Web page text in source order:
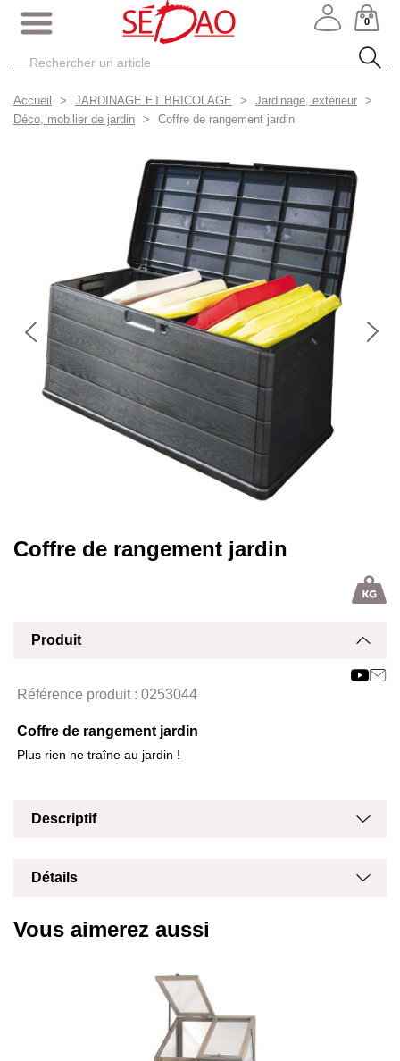
0
Accueil JARDINAGE ET BRICOLAGE
Jardinage, extérieur
Déco, mobilier de jardin
Coffre de rangement jardin
Coffre de rangement jardin
Produit
Référence produit : 0253044
Coffre de rangement jardin
Plus rien ne traîne au jardin !
Descriptif
Détails
Vous aimerez aussi